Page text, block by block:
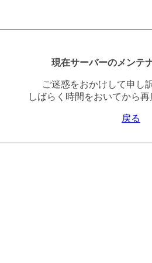
現在サーバーのメンテ
ご迷惑をおかけして申し
しばらく時間をおいてから再
戻る